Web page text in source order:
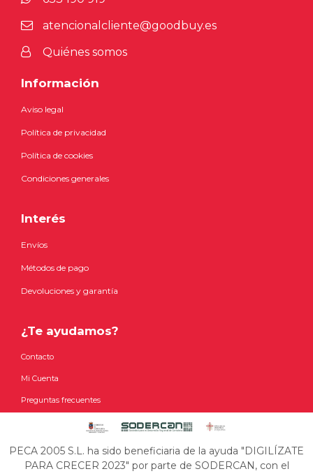
atencionalcliente@goodbuy.es
Quiénes somos
Información
Aviso legal
Política de privacidad
Política de cookies
Condiciones generales
Interés
Envíos
Métodos de pago
Devoluciones y garantía
¿Te ayudamos?
Contacto
Mi Cuenta
Preguntas frecuentes
PECA 2005 S.L. ha sido beneficiaria de la ayuda "DIGILÍZATE
PARA CRECER 2023" por parte de SODERCAN, con el